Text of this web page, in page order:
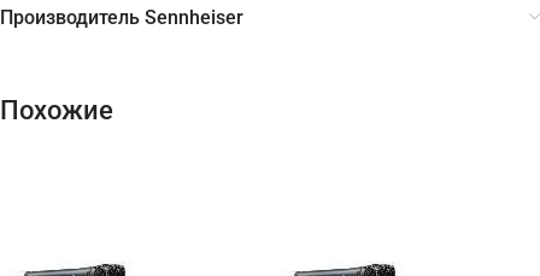
Производитель Sennheiser
Похожие